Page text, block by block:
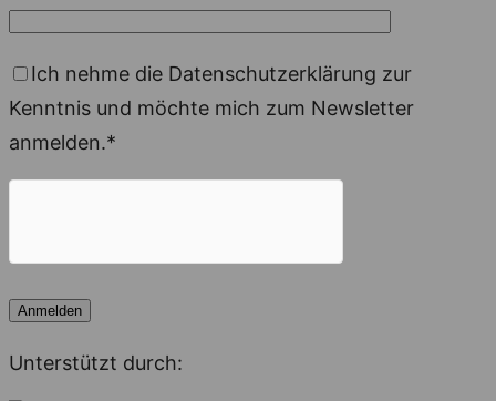
Ich nehme die Datenschutzerklärung zur
Kenntnis und möchte mich zum Newsletter
anmelden.*
Unterstützt durch: